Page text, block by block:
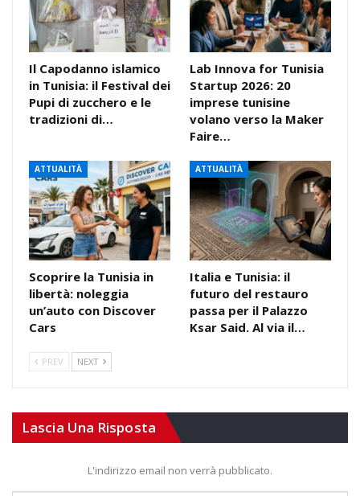
Il Capodanno islamico
in Tunisia: il Festival dei
Pupi di zucchero e le
tradizioni di…
Lab Innova for Tunisia
Startup 2026: 20
imprese tunisine
volano verso la Maker
Faire…
ATTUALITÀ
Scoprire la Tunisia in
libertà: noleggia
un’auto con Discover
Cars
ATTUALITÀ
Italia e Tunisia: il
futuro del restauro
passa per il Palazzo
Ksar Said. Al via il…
PREV NEXT
Lascia Una Risposta
L'indirizzo email non verrà pubblicato.